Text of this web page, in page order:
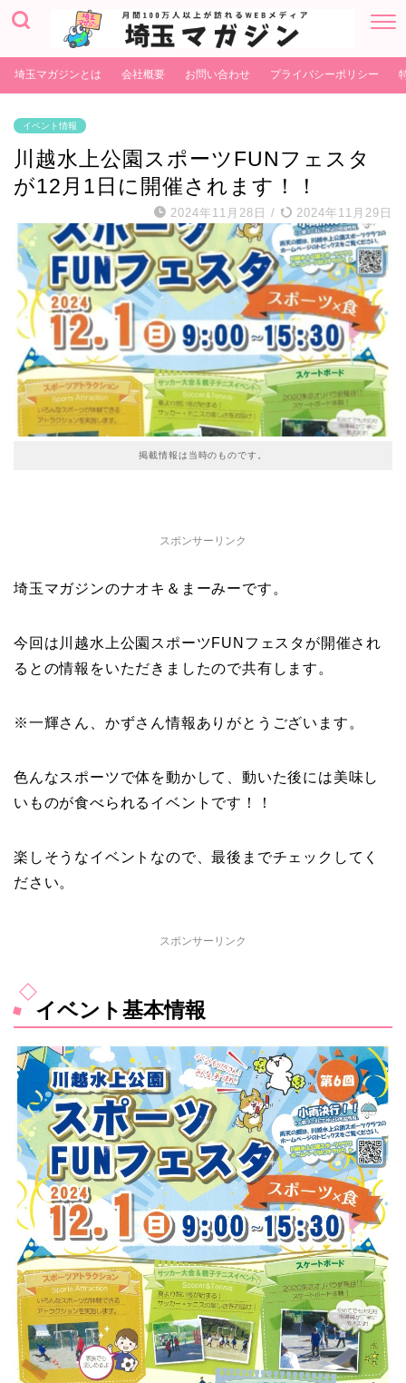
埼玉マガジンとは 会社概要 お問い合わせ プライバシーポリシー
イベント情報
川越水上公園スポーツFUNフェスタ
が12月1日に開催されます！！
2024年11月28日 / 2024年11月29日
掲載情報は当時のものです。
スポンサーリンク
埼玉マガジンのナオキ＆まーみーです。
今回は川越水上公園スポーツFUNフェスタが開催され
るとの情報をいただきましたので共有します。
※一輝さん、かずさん情報ありがとうございます。
色んなスポーツで体を動かして、動いた後には美味し
いものが食べられるイベントです！！
楽しそうなイベントなので、最後までチェックしてく
ださい。
スポンサーリンク
イベント基本情報